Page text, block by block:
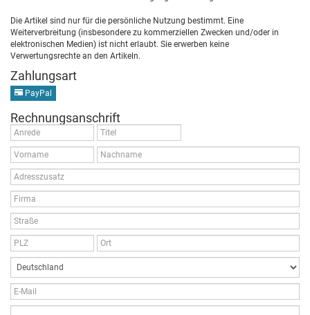
Die Artikel sind nur für die persönliche Nutzung bestimmt. Eine
Weiterverbreitung (insbesondere zu kommerziellen Zwecken und/oder in
elektronischen Medien) ist nicht erlaubt. Sie erwerben keine
Verwertungsrechte an den Artikeln.
Zahlungsart
PayPal
Rechnungsanschrift